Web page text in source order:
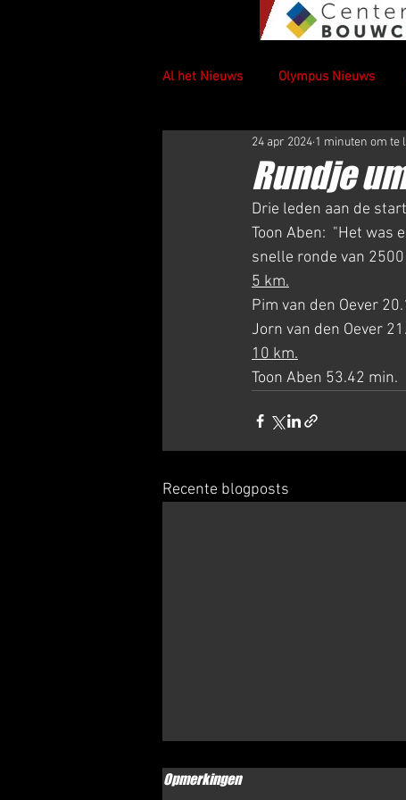
Al het Nieuws Olympus Nieuws
Rundje
24 apr 2024 1 minuten om te
Drie leden aan de
Toon Aben:  "Het was
snelle ronde van
5 km.
Pim van den Oever
Jorn van den Oever
10 km.
Toon Aben 53.42 min.
Recente blogposts
Stratenloop Sint Anthonis 12 juli
2026
Opmerkingen